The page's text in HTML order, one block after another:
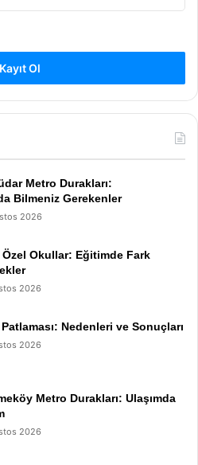
Kayıt Ol
Metro Durakları:
Bilmeniz Gerekenler
2026
Özel Okullar: Eğitimde Fark
2026
Nedenleri ve Sonuçları
2026
Metro Durakları: Ulaşımda
2026